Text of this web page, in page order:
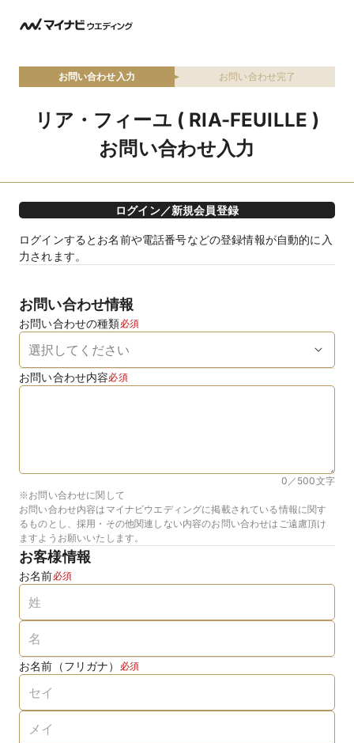
お問い合わせ入力 お問い合わせ完了
リア・フィーユ ( RIA-FEUILLE )
お問い合わせ入力
ログイン／新規会員登録
ログインするとお名前や電話番号などの登録情報が自動的に入
力されます。
お問い合わせ情報
お問い合わせの種類必須
お問い合わせ内容必須
0／500文字
※お問い合わせに関して
お問い合わせ内容はマイナビウエディングに掲載されている情報に関す
るものとし、採用・その他関連しない内容のお問い合わせはご遠慮頂け
ますようお願いいたします。
お客様情報
お名前必須
お名前（フリガナ） 必須